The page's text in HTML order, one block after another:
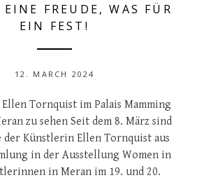
EINE FREUDE, WAS FÜR
EIN FEST!
12. MARCH 2024
Ellen Tornquist im Palais Mamming
zu sehen Seit dem 8. März sind
der Künstlerin Ellen Tornquist aus
in der Ausstellung Women in
in Meran im 19. und 20.